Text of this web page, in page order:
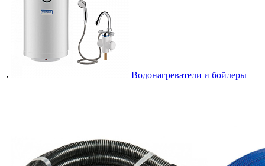
Водонагреватели и бойлеры